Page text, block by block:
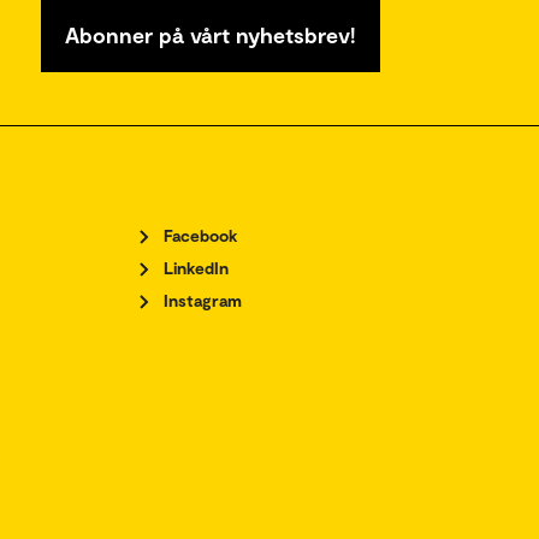
Abonner på vårt nyhetsbrev!
Facebook
LinkedIn
Instagram